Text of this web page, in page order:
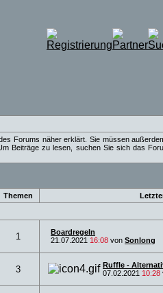
Forums näher erklärt. Sie müssen
Beiträge zu lesen, suchen Sie sich das
Themen
1
Boardregeln
21.07.2021 16:08 von Sonlong
3
Ruffle -
07.02.2021 10:28